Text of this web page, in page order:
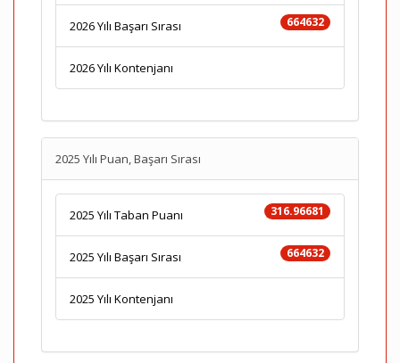
664632
2026 Yılı Başarı Sırası
2026 Yılı Kontenjanı
2025 Yılı Puan, Başarı Sırası
316.96681
2025 Yılı Taban Puanı
664632
2025 Yılı Başarı Sırası
2025 Yılı Kontenjanı